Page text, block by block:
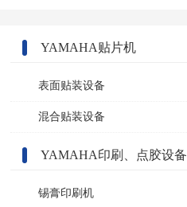
YAMAHA贴片机
表面贴装设备
混合贴装设备
YAMAHA印刷、点胶设备
锡膏印刷机